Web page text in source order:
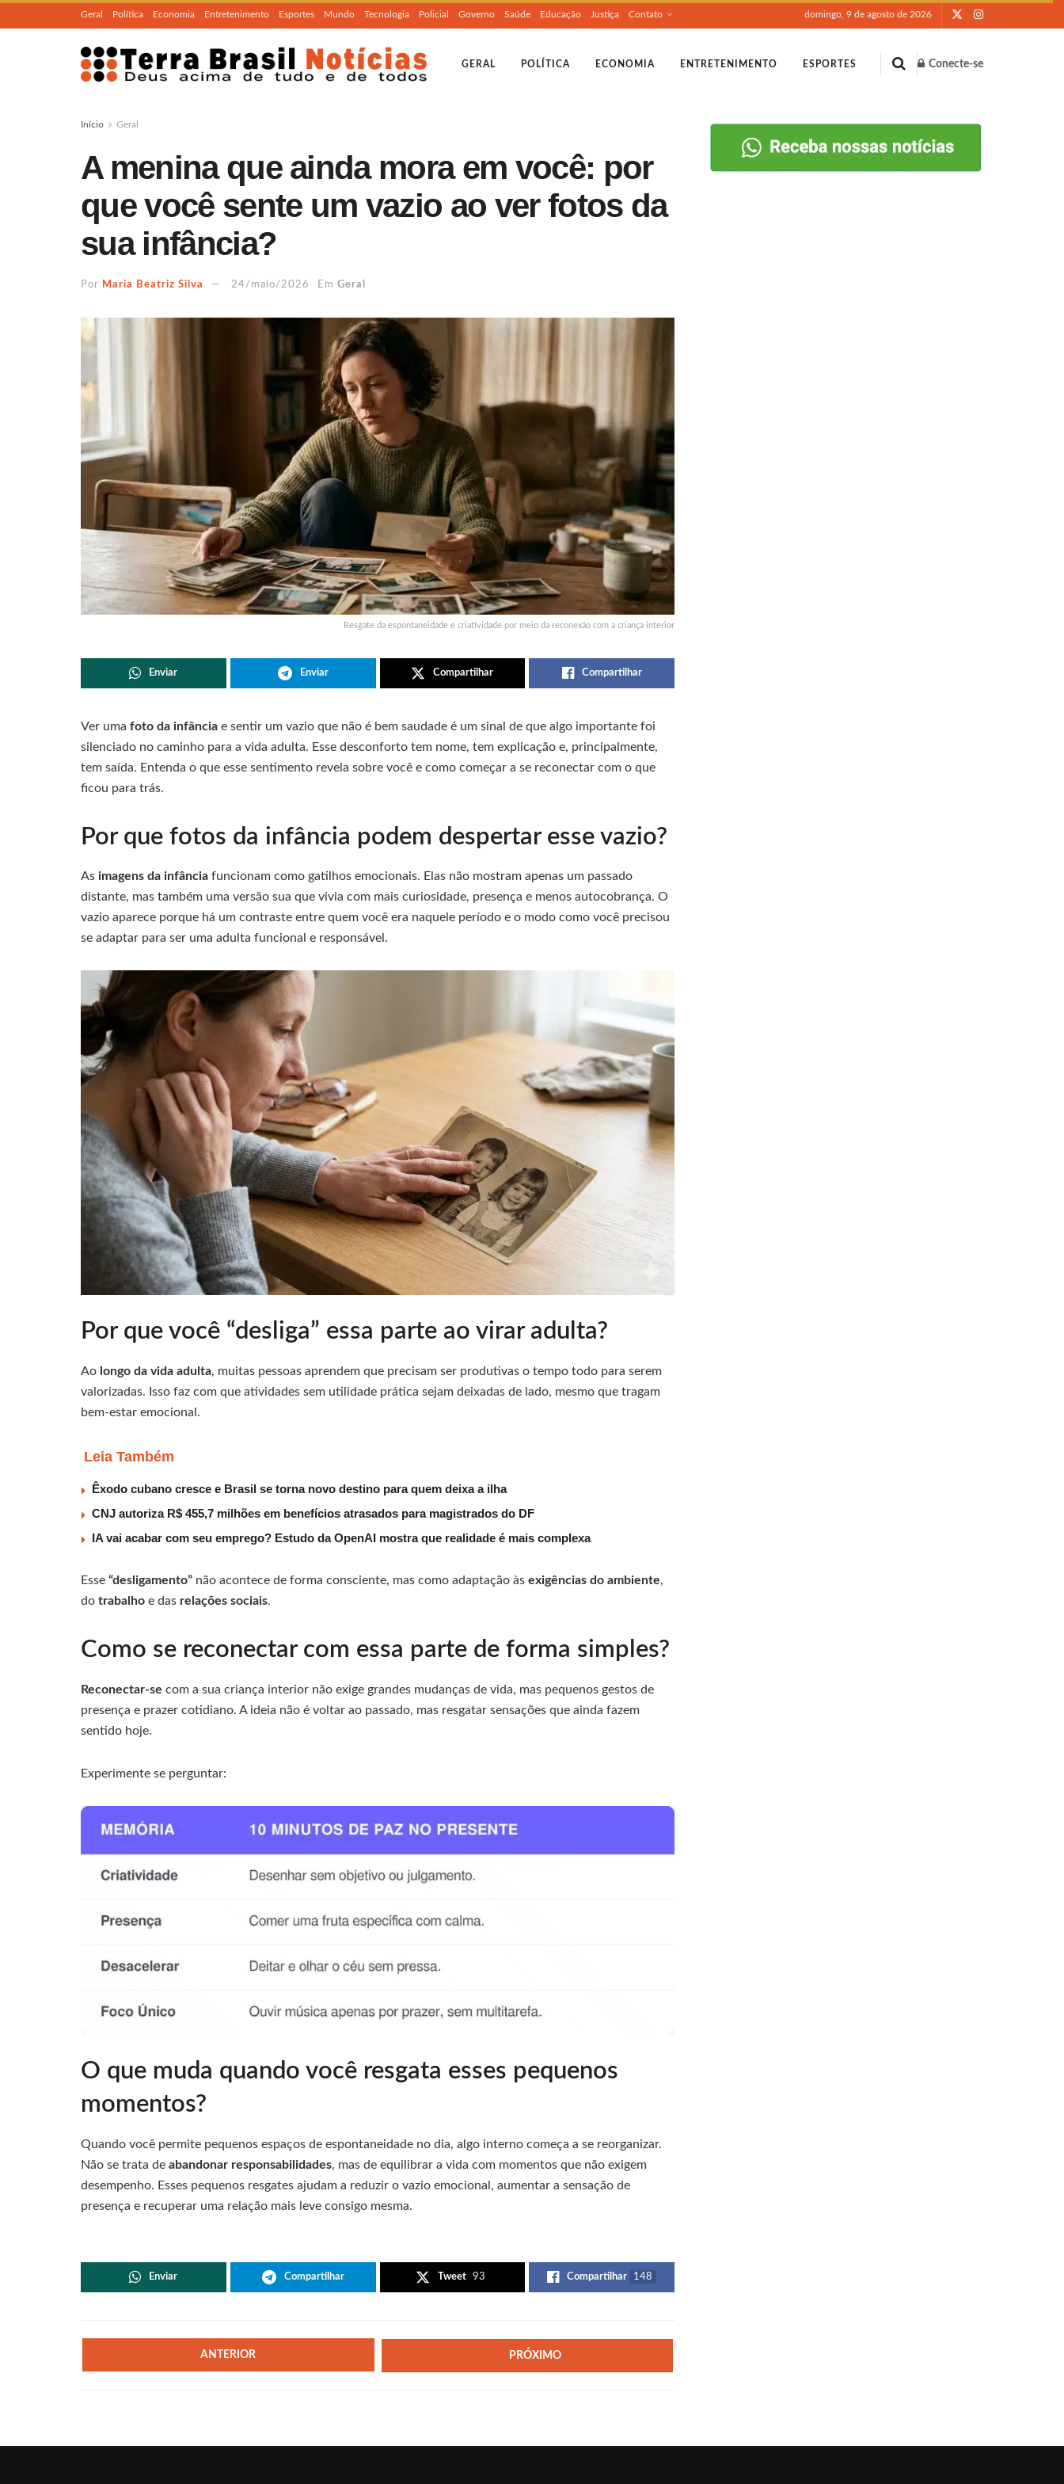
Geral Política Economia Entretenimento Esportes Mundo Tecnologia Policial Governo Saúde Educação Justiça Contato domingo, 9 de agosto de 2026
GERAL POLÍTICA ECONOMIA ENTRETENIMENTO ESPORTES Conecte-se
Início Geral
A menina que ainda mora em você: por
que você sente um vazio ao ver fotos da
sua infância?
Por Maria Beatriz Silva 24/maio/2026 Em Geral
Resgate da espontaneidade e criatividade por meio da reconexão com a criança interior
Enviar Enviar Compartilhar Compartilhar
Ver uma foto da infância e sentir um vazio que não é bem saudade é um sinal de que algo importante foi
silenciado no caminho para a vida adulta. Esse desconforto tem nome, tem explicação e, principalmente,
tem saída. Entenda o que esse sentimento revela sobre você e como começar a se reconectar com o que
ficou para trás.
Por que fotos da infância podem despertar esse vazio?
As imagens da infância funcionam como gatilhos emocionais. Elas não mostram apenas um passado
distante, mas também uma versão sua que vivia com mais curiosidade, presença e menos autocobrança. O
vazio aparece porque há um contraste entre quem você era naquele período e o modo como você precisou
se adaptar para ser uma adulta funcional e responsável.
Por que você “desliga” essa parte ao virar adulta?
Ao longo da vida adulta, muitas pessoas aprendem que precisam ser produtivas o tempo todo para serem
valorizadas. Isso faz com que atividades sem utilidade prática sejam deixadas de lado, mesmo que tragam
bem-estar emocional.
Leia Também
Êxodo cubano cresce e Brasil se torna novo destino para quem deixa a ilha
CNJ autoriza R$ 455,7 milhões em benefícios atrasados para magistrados do DF
IA vai acabar com seu emprego? Estudo da OpenAI mostra que realidade é mais complexa
Esse “desligamento” não acontece de forma consciente, mas como adaptação às exigências do ambiente,
do trabalho e das relações sociais.
Como se reconectar com essa parte de forma simples?
Reconectar-se com a sua criança interior não exige grandes mudanças de vida, mas pequenos gestos de
presença e prazer cotidiano. A ideia não é voltar ao passado, mas resgatar sensações que ainda fazem
sentido hoje.
Experimente se perguntar:
O que muda quando você resgata esses pequenos
momentos?
Quando você permite pequenos espaços de espontaneidade no dia, algo interno começa a se reorganizar.
Não se trata de abandonar responsabilidades, mas de equilibrar a vida com momentos que não exigem
desempenho. Esses pequenos resgates ajudam a reduzir o vazio emocional, aumentar a sensação de
presença e recuperar uma relação mais leve consigo mesma.
Enviar Compartilhar Tweet 93 Compartilhar 148
ANTERIOR PRÓXIMO